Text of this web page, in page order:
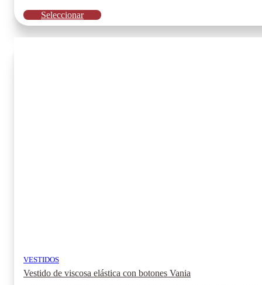
Seleccionar
Este
producto
tiene
VESTIDOS
Vestido de viscosa elástica con botones Vania